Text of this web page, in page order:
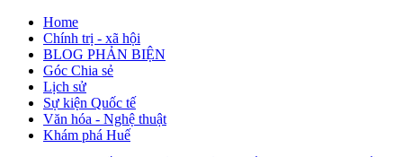
Home
Chính trị - xã hội
BLOG PHẢN BIỆN
Góc Chia sẻ
Lịch sử
Sự kiện Quốc tế
Văn hóa - Nghệ thuật
Khám phá Huế